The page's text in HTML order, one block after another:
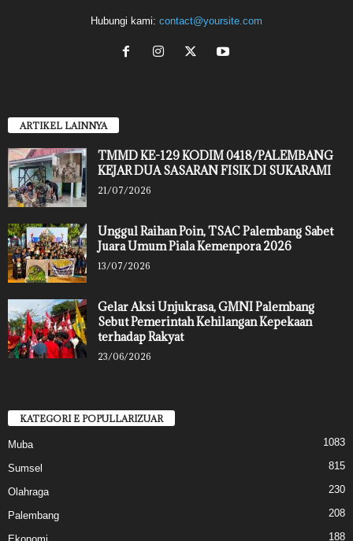
Hubungi kami: contact@yoursite.com
ARTIKEL LAINNYA
TMMD KE-129 KODIM 0418/PALEMBANG
KEJAR DUA SASARAN FISIK DI SUKARAMI
21/07/2026
Unggul Raihan Poin, TSAC Palembang Sabet
Juara Umum Piala Kemenpora 2026
13/07/2026
Gelar Aksi Unjukrasa, GMNI Palembang
Sebut Pemerintah Kehilangan Kepekaan
terhadap Rakyat
23/06/2026
KATEGORI E POPULLARIZUAR
Muba 1083
Sumsel 815
Olahraga 230
Palembang 208
188